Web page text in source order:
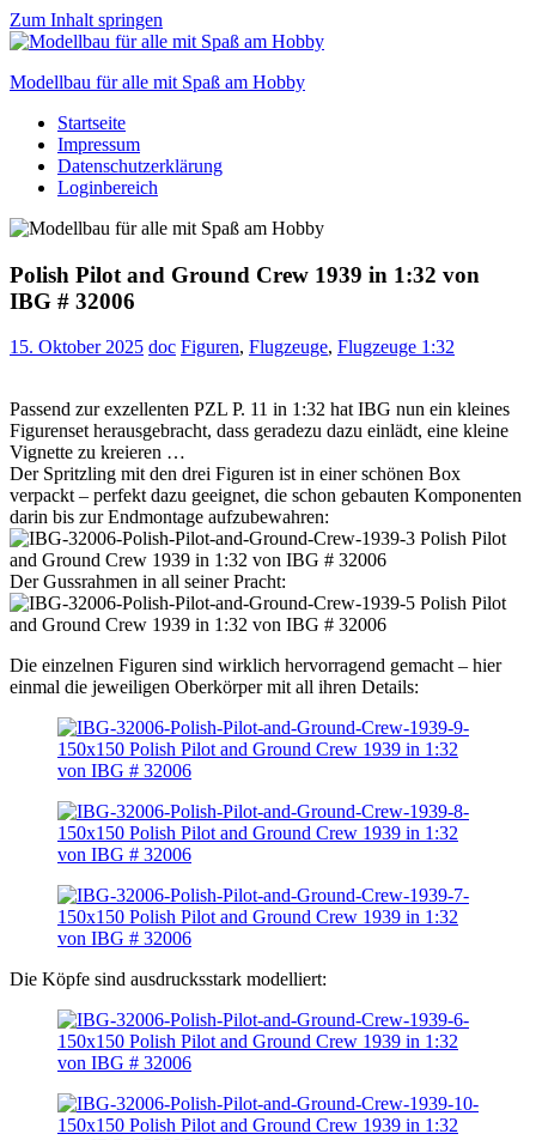
Zum Inhalt springen
Modellbau für alle mit Spaß am Hobby
Scale
modelling
to
Startseite
Impressum
Datenschutzerklärung
Loginbereich
Polish Pilot and Ground Crew 1939 in 1:32 von
IBG # 32006
15. Oktober 2025 doc Figuren, Flugzeuge, Flugzeuge 1:32
Passend zur exzellenten PZL P. 11 in 1:32 hat IBG nun ein kleines
Figurenset herausgebracht, dass geradezu dazu einlädt, eine kleine
Vignette zu kreieren …
Der Spritzling mit den drei Figuren ist in einer schönen Box
verpackt – perfekt dazu geeignet, die schon gebauten Komponenten
darin bis zur Endmontage aufzubewahren:
Der Gussrahmen in all seiner Pracht:
Die einzelnen Figuren sind wirklich hervorragend gemacht – hier
einmal die jeweiligen Oberkörper mit all ihren Details:
Die Köpfe sind ausdrucksstark modelliert: